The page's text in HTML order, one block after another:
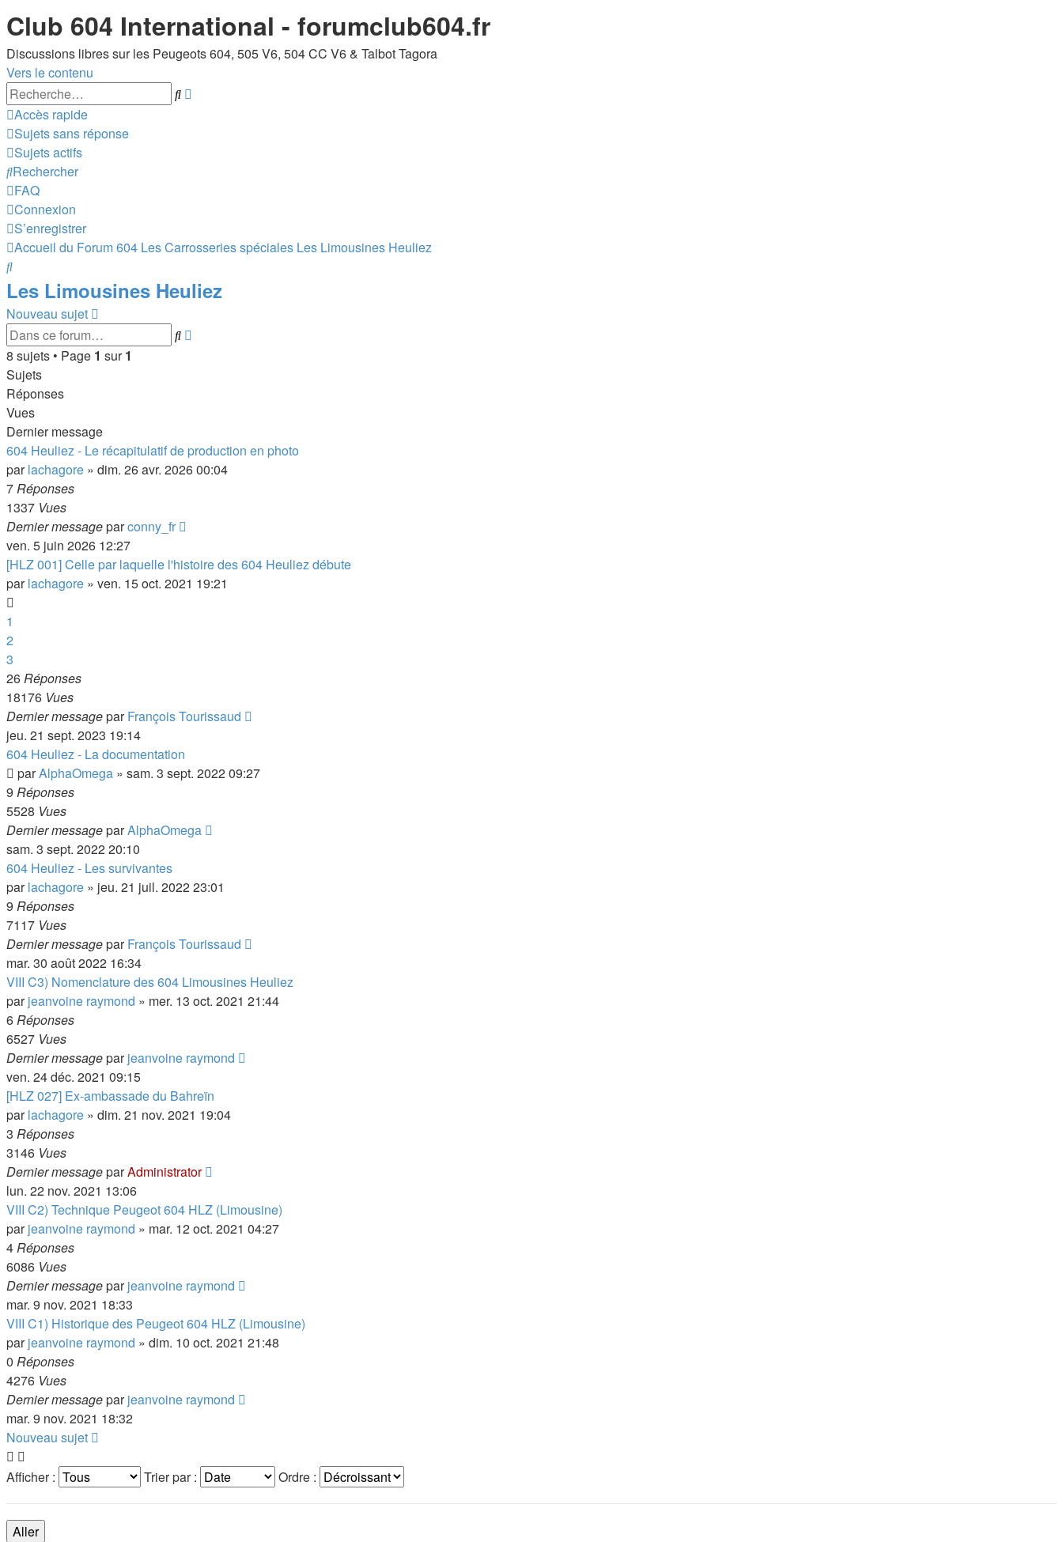
Club 604 International - forumclub604.fr
Discussions libres sur les Peugeots 604, 505 V6, 504 CC V6 & Talbot Tagora
Vers le contenu
Rechercher
Accès rapide
Sujets sans réponse
Sujets actifs
Rechercher
FAQ
Connexion
S’enregistrer
Accueil du Forum 604 Les Carrosseries spéciales Les Limousines Heuliez
Rechercher
Les Limousines Heuliez
Nouveau sujet
Rechercher
8 sujets • Page 1 sur1
Sujets
Réponses
Vues
Dernier message
604 Heuliez - Le récapitulatif de production en photo
parlachagore » dim. 26 avr. 2026 00:04
7Réponses
1337 Vues
Dernier messageparconny_fr
ven. 5 juin 2026 12:27
[HLZ 001] Celle par laquelle l'histoire des 604 Heuliez débute
parlachagore » ven. 15 oct. 2021 19:21
1
2
3
26Réponses
18176 Vues
Dernier messageparFrançois Tourissaud
jeu. 21 sept. 2023 19:14
604 Heuliez - La documentation
parAlphaOmega » sam. 3 sept. 2022 09:27
9 Réponses
5528 Vues
Dernier messageparAlphaOmega
sam. 3 sept. 2022 20:10
604 Heuliez - Les survivantes
parlachagore » jeu. 21 juil. 2022 23:01
9 Réponses
7117 Vues
Dernier messageparFrançois Tourissaud
mar. 30 août 2022 16:34
VIII C3) Nomenclature des 604 Limousines Heuliez
parjeanvoine raymond » mer. 13 oct. 2021 21:44
6Réponses
6527 Vues
Dernier messageparjeanvoine raymond
ven. 24 déc. 2021 09:15
[HLZ 027] Ex-ambassade du Bahreïn
parlachagore » dim. 21 nov. 2021 19:04
3 Réponses
3146 Vues
Dernier messageparAdministrator
lun. 22 nov. 2021 13:06
VIII C2) Technique Peugeot 604 HLZ (Limousine)
parjeanvoine raymond » mar. 12 oct. 2021 04:27
4Réponses
6086 Vues
Dernier messageparjeanvoine raymond
mar. 9 nov. 2021 18:33
VIII C1) Historique des Peugeot 604 HLZ (Limousine)
parjeanvoine raymond » dim. 10 oct. 2021 21:48
0 Réponses
4276 Vues
Dernier messageparjeanvoine raymond
mar. 9 nov. 2021 18:32
Nouveau sujet
Afficher : Trier par : Ordre :